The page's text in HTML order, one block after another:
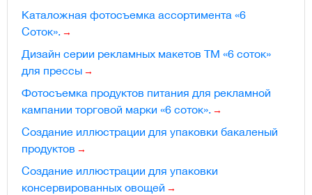
Каталожная фотосъемка ассортимента «6
Соток».
Дизайн серии рекламных макетов ТМ «6 соток»
для прессы
Фотосъемка продуктов питания для рекламной
кампании торговой марки «6 соток».
Создание иллюстрации для упаковки бакаленый
продуктов
Создание иллюстрации для упаковки
консервированных овощей